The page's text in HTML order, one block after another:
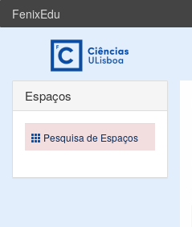
FenixEdu
Espaços
Pesquisa de Espaços